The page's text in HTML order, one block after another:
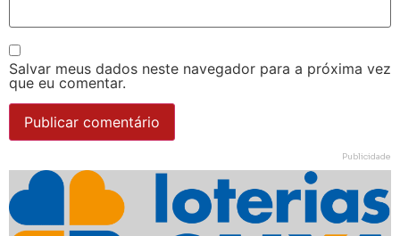
Salvar meus dados neste navegador para a próxima vez
que eu comentar.
Publicidade